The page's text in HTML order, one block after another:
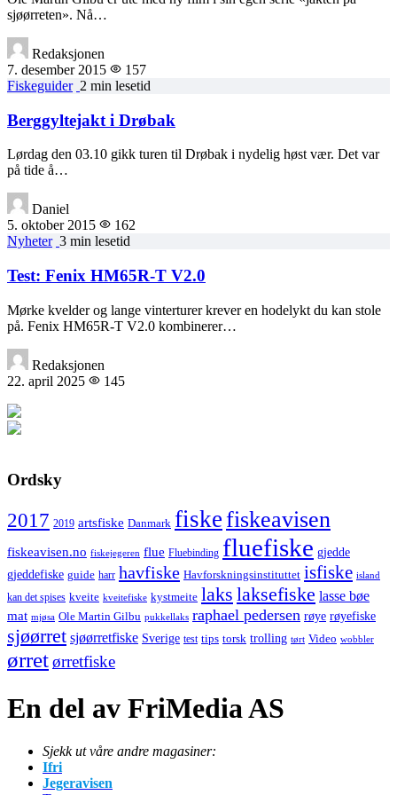
sjøørreten». Nå…
Redaksjonen
7. desember 2015
157
Fiskeguider 2 min lesetid
Berggyltejakt i Drøbak
Lørdag den 03.10 gikk turen til Drøbak i nydelig høst vær. Det var
på tide å…
Daniel
5. oktober 2015
162
Nyheter 3 min lesetid
Test: Fenix HM65R-T V2.0
Mørke kvelder og lange vinterturer krever en hodelykt du kan stole
på. Fenix HM65R-T V2.0 kombinerer…
Redaksjonen
22. april 2025
145
Ordsky
2017 2019 artsfiske Danmark fiskefiskeavisen
fiskeavisen.no fiskejegeren flue Fluebinding fluefiske gjedde
gjeddefiske guide harr havfiske Havforskningsinstituttet isfiske island
kan det spises kveite kveitefiske kystmeite laks laksefiske lasse bøe
mat mjøsa Ole Martin Gilbu pukkellaks raphael pedersen røye røyefiske
sjøørret sjøørretfiske Sverige test tips torsk trolling tørt Video wobbler
ørretørretfiske
En del av FriMedia AS
Sjekk ut våre andre magasiner:
Ifri
Jegeravisen